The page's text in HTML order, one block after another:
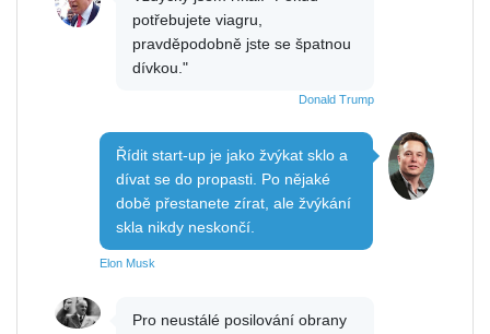
potřebujete viagru,
pravděpodobně jste se špatnou
dívkou."
Donald Trump
Řídit start-up je jako žvýkat sklo a
dívat se do propasti. Po nějaké
době přestanete zírat, ale žvýkání
skla nikdy neskončí.
Elon Musk
Pro neustálé posilování obrany